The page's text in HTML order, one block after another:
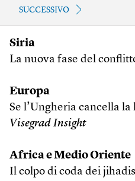
SUCCESSIVO
Siria
La nuova fase del
Europa
Se l’Ungheria cancella
Visegrad Insight
Africa e Medio Oriente
Il colpo di coda dei